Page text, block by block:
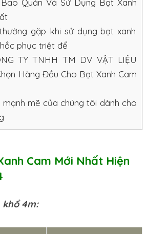
Quản Và Sử Dụng Bạt Xanh
gặp khi sử dụng bạt xanh
phục triệt để
TY TNHH TM DV VẬT LIỆU
Hàng Đầu Cho Bạt Xanh Cam
mẽ của chúng tôi dành cho
Cam Mới Nhất Hiện
khổ 4m: